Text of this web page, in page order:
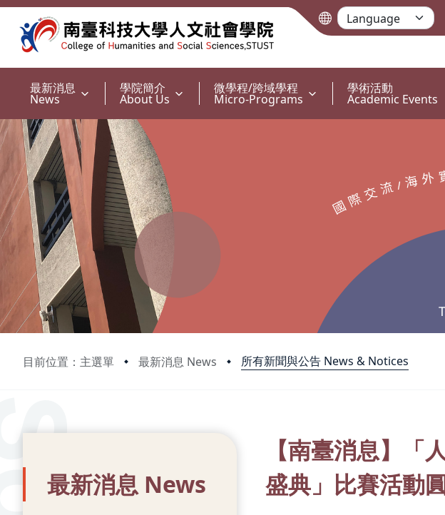
最新消息
News
學院簡介
About Us
微學程/跨域學程
Micro-Programs
學術活動
Academic Events
目前位置：主選單 最新消息 News 所有新聞與公告 News & Notices
:::
最新消息 News
【南臺消息】
盛典」比賽活動